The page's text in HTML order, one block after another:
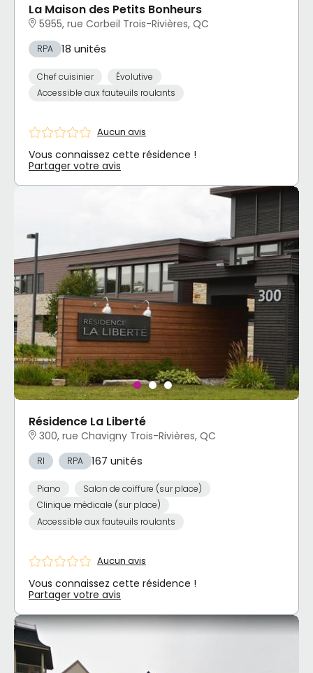
La Maison des Petits Bonheurs
5955, rue Corbeil Trois-Rivières, QC
RPA 18 unités
Chef cuisinier
Évolutive
Accessible aux fauteuils roulants
Aucun avis
Vous connaissez cette résidence !
Partager votre avis
Résidence La Liberté
300, rue Chavigny Trois-Rivières, QC
RI RPA 167 unités
Piano
Salon de coiffure (sur place)
Clinique médicale (sur place)
Accessible aux fauteuils roulants
Aucun avis
Vous connaissez cette résidence !
Partager votre avis